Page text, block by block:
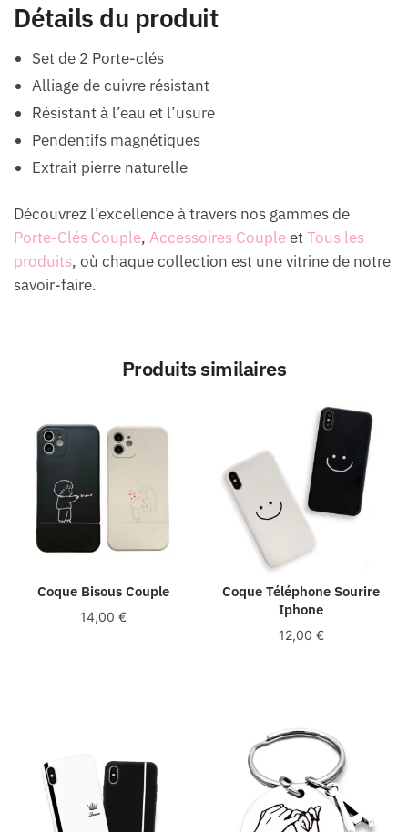
Détails du produit
Set de 2 Porte-clés
Alliage de cuivre résistant
Résistant à l’eau et l’usure
Pendentifs magnétiques
Extrait pierre naturelle
Découvrez l’excellence à travers nos gammes de
Porte-Clés Couple, Accessoires CoupleetTous les
produits, où chaque collection est une vitrine de notre
savoir-faire.
Produits similaires
Coque Bisous Couple
14,00€
Coque Téléphone Sourire
Iphone
12,00 €